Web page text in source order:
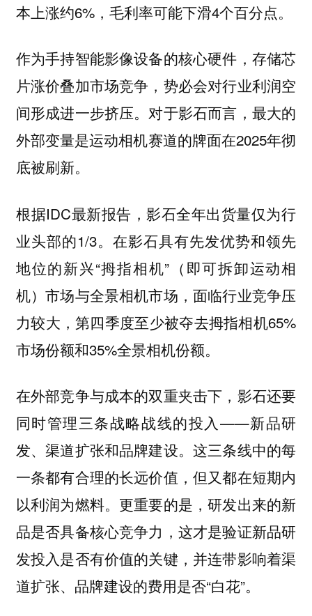
本上涨约6%，毛利率可能下滑4个百分点。
作为手持智能影像设备的核心硬件，存储芯
片涨价叠加市场竞争，势必会对行业利润空
间形成进一步挤压。对于影石而言，最大的
外部变量是运动相机赛道的牌面在2025年彻
底被刷新。
根据IDC最新报告，影石全年出货量仅为行
业头部的1/3。在影石具有先发优势和领先
地位的新兴“拇指相机”（即可拆卸运动相
机）市场与全景相机市场，面临行业竞争压
力较大，第四季度至少被夺去拇指相机65%
市场份额和35%全景相机份额。
在外部竞争与成本的双重夹击下，影石还要
同时管理三条战略战线的投入——新品研
发、渠道扩张和品牌建设。这三条线中的每
一条都有合理的长远价值，但又都在短期内
以利润为燃料。更重要的是，研发出来的新
品是否具备核心竞争力，这才是验证新品研
发投入是否有价值的关键，并连带影响着渠
道扩张、品牌建设的费用是否“白花”。